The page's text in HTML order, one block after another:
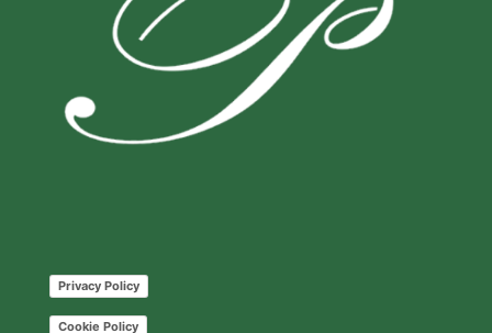
Privacy Policy
Cookie Policy